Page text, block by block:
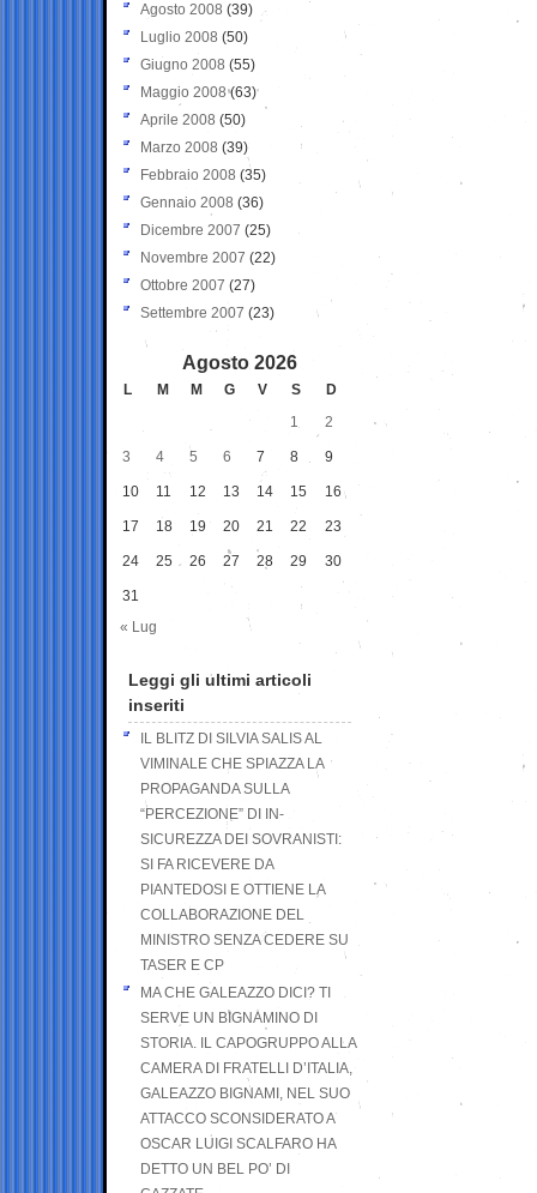
Agosto 2008 (39)
Luglio 2008 (50)
Giugno 2008 (55)
Maggio 2008(63)
Aprile 2008 (50)
Marzo 2008 (39)
Febbraio 2008 (35)
Gennaio 2008 (36)
Dicembre 2007 (25)
Novembre 2007 (22)
Ottobre 2007 (27)
Settembre 2007 (23)
Agosto 2026
L M M G V S
D
1
2
3 4 5 6 7 8 9
10 11 12 13 14 15 16
17 18 19 20 21 22 23
24 25 26 27 28 29 30
31
« Lug
Leggi gli ultimi articoli
inseriti
IL BLITZ DI SILVIA SALIS AL
VIMINALE CHE SPIAZZA LA
PROPAGANDA SULLA
“PERCEZIONE” DI IN-
SICUREZZA DEI SOVRANISTI:
SI FA RICEVERE DA
PIANTEDOSI E OTTIENE LA
COLLABORAZIONE DEL
MINISTRO SENZA CEDERE SU
TASER E CP
MA CHE GALEAZZO DICI? TI
SERVE UN BIGNAMINO DI
STORIA. IL CAPOGRUPPO ALLA
CAMERA DI FRATELLI D’ITALIA,
GALEAZZO BIGNAMI, NEL SUO
ATTACCO SCONSIDERATO A
OSCAR LUIGI SCALFARO HA
DETTO UN BEL PO’ DI